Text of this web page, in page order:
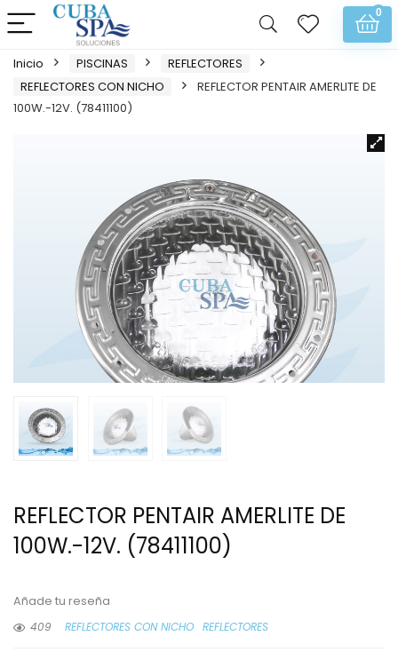
0
Inicio PISCINAS
REFLECTORES
REFLECTORES CON NICHO
REFLECTOR PENTAIR AMERLITE DE
100W.-12V. (78411100)
REFLECTOR PENTAIR AMERLITE DE
100W.-12V. (78411100)
Añade tu reseña
409
REFLECTORES CON NICHO REFLECTORES